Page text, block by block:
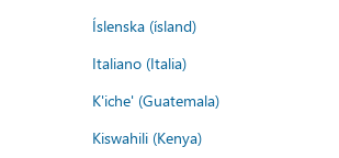
Íslenska (ísland)
Italiano (Italia)
K'iche' (Guatemala)
Kiswahili (Kenya)